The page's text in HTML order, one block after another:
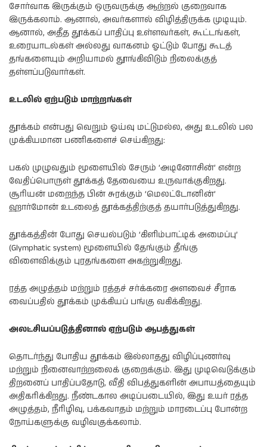
சோர்வாக இருக்கும் ஒருவருக்கு ஆற்றல் குறைவாக
இருக்கலாம். ஆனால், அவர்களால் விழித்திருக்க முடியும்.
ஆனால், அதீத தூக்கப் பாதிப்பு உள்ளவர்கள், கூட்டங்கள்,
உரையாடல்கள் அல்லது வாகனம் ஓட்டும் போது கூடத்
தங்களையும் அறியாமல் தூங்கிவிடும் நிலைக்குத்
தள்ளப்படுவார்கள்.
உடலில் ஏற்படும் மாற்றங்கள்
தூக்கம் என்பது வெறும் ஓய்வு மட்டுமல்ல, அது உடலில் பல
முக்கியமான பணிகளைச் செய்கிறது:
பகல் முழுவதும் மூளையில் சேரும் ‘அடினோசின்’ என்ற
வேதிப்பொருள் தூக்கத் தேவையை உருவாக்குகிறது.
சூரியன் மறைந்த பின் சுரக்கும் ‘மெலட்டோனின்’
ஹார்மோன் உடலைத் தூக்கத்திற்குத் தயார்படுத்துகிறது.
தூக்கத்தின் போது செயல்படும் ‘கிளிம்பாட்டிக் அமைப்பு’
(Glymphatic system) மூளையில் தேங்கும் தீங்கு
விளைவிக்கும் புரதங்களை அகற்றுகிறது.
ரத்த அழுத்தம் மற்றும் ரத்தச் சர்க்கரை அளவைச் சீராக
வைப்பதில் தூக்கம் முக்கியப் பங்கு வகிக்கிறது.
அலட்சியப்படுத்தினால் ஏற்படும் ஆபத்துகள்
தொடர்ந்து போதிய தூக்கம் இல்லாதது விழிப்புணர்வு
மற்றும் நினைவாற்றலைக் குறைக்கும். இது முடிவெடுக்கும்
திறனைப் பாதிப்பதோடு, வீதி விபத்துகளின் அபாயத்தையும்
அதிகரிக்கிறது. நீண்டகால அடிப்படையில், இது உயர் ரத்த
அழுத்தம், நீரிழிவு, பக்கவாதம் மற்றும் மாரடைப்பு போன்ற
நோய்களுக்கு வழிவகுக்கலாம்.